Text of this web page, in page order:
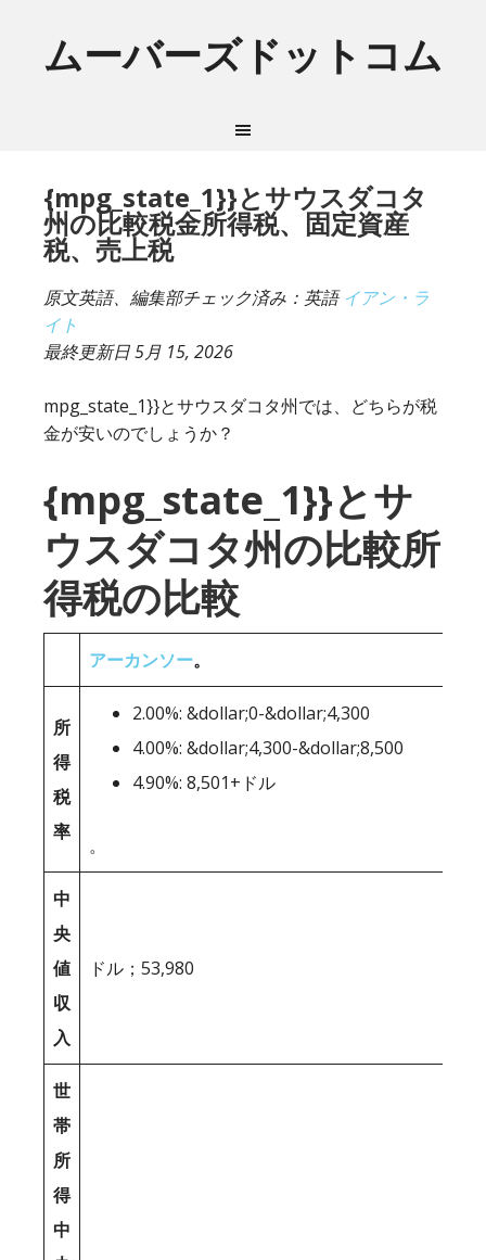
ムーバーズドットコム
{mpg_state_1}}とサウスダコタ
州の比較税金所得税、固定資産
税、売上税
原文英語、編集部チェック済み：英語イアン・ラ
イト
最終更新日5月 15, 2026
mpg_state_1}}とサウスダコタ州では、どちらが税
金が安いのでしょうか？
{mpg_state_1}}とサ
ウスダコタ州の比較所
得税の比較
アーカンソー。
所
得
税
率
2.00%: &dollar;0-&dollar;4,300
4.00%: &dollar;4,300-&dollar;8,500
4.90%: 8,501+ドル
。
中
央
値
収
入
ドル；53,980
世
帯
所
得
中